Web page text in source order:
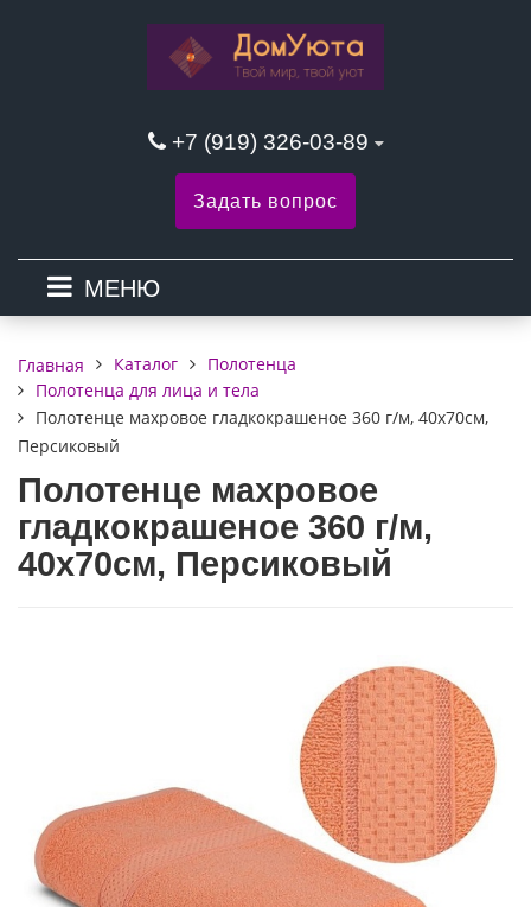
+7 (919) 326-03-89
Задать вопрос
МЕНЮ
Главная Каталог
Полотенца
Полотенца для лица и тела
Полотенце махровое гладкокрашеное 360 г/м, 40х70см,
Персиковый
Полотенце махровое
гладкокрашеное 360 г/м,
40х70см, Персиковый